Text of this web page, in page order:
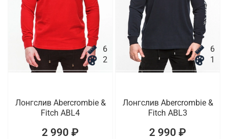
6
2
Лонгслив Abercrombie &
Fitch ABL4
2 990 ₽
6
1
Лонгслив Abercrombie &
Fitch ABL3
2 990 ₽